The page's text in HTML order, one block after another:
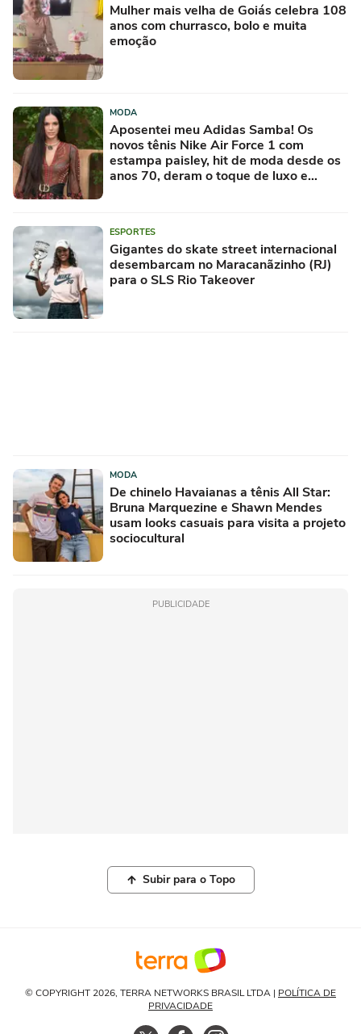
Mulher mais velha de Goiás celebra 108
anos com churrasco, bolo e muita
emoção
MODA
Aposentei meu Adidas Samba! Os
novos tênis Nike Air Force 1 com
estampa paisley, hit de moda desde os
anos 70, deram o toque de luxo e
ESPORTES
Gigantes do skate street internacional
desembarcam no Maracanãzinho (RJ)
para o SLS Rio Takeover
MODA
De chinelo Havaianas a tênis All Star:
Bruna Marquezine e Shawn Mendes
usam looks casuais para visita a projeto
sociocultural
PUBLICIDADE
Subir para o Topo
© COPYRIGHT 2026, TERRA NETWORKS BRASIL LTDA | POLÍTICA DE
PRIVACIDADE